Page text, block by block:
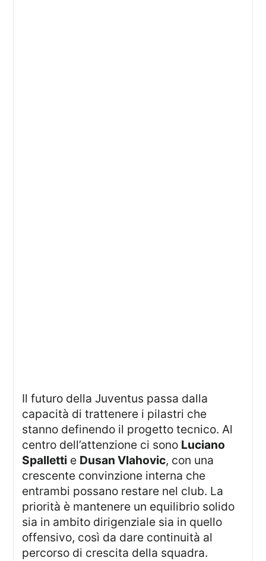
Il futuro della Juventus passa dalla
capacità di trattenere i pilastri che
stanno definendo il progetto tecnico. Al
centro dell’attenzione ci sono Luciano
Spalletti e Dusan Vlahovic, con una
crescente convinzione interna che
entrambi possano restare nel club. La
priorità è mantenere un equilibrio solido
sia in ambito dirigenziale sia in quello
offensivo, così da dare continuità al
percorso di crescita della squadra.